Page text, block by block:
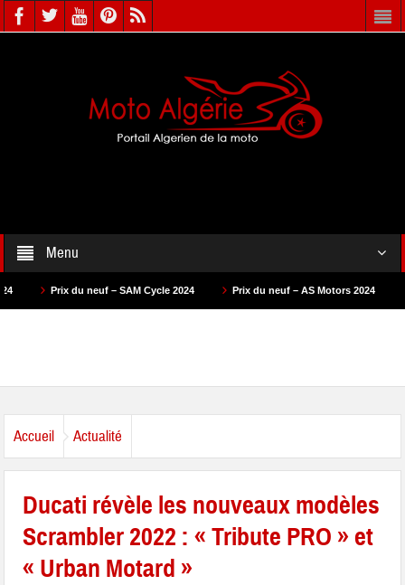
Menu
– SAM Cycle 2024 Prix du neuf – AS Motors 2024 Prix du neuf –
Accueil Actualité
Ducati révèle les nouveaux modèles
Scrambler 2022 : « Tribute PRO » et
« Urban Motard »